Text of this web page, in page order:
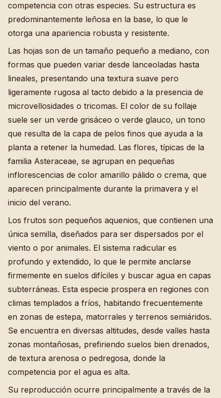
competencia con otras especies. Su estructura es
predominantemente leñosa en la base, lo que le
otorga una apariencia robusta y resistente.
Las hojas son de un tamaño pequeño a mediano, con
formas que pueden variar desde lanceoladas hasta
lineales, presentando una textura suave pero
ligeramente rugosa al tacto debido a la presencia de
microvellosidades o tricomas. El color de su follaje
suele ser un verde grisáceo o verde glauco, un tono
que resulta de la capa de pelos finos que ayuda a la
planta a retener la humedad. Las flores, típicas de la
familia Asteraceae, se agrupan en pequeñas
inflorescencias de color amarillo pálido o crema, que
aparecen principalmente durante la primavera y el
inicio del verano.
Los frutos son pequeños aquenios, que contienen una
única semilla, diseñados para ser dispersados por el
viento o por animales. El sistema radicular es
profundo y extendido, lo que le permite anclarse
firmemente en suelos difíciles y buscar agua en capas
subterráneas. Esta especie prospera en regiones con
climas templados a fríos, habitando frecuentemente
en zonas de estepa, matorrales y terrenos semiáridos.
Se encuentra en diversas altitudes, desde valles hasta
zonas montañosas, prefiriendo suelos bien drenados,
de textura arenosa o pedregosa, donde la
competencia por el agua es alta.
Su reproducción ocurre principalmente a través de la